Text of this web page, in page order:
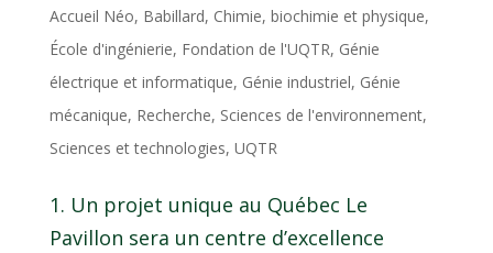
Accueil Néo, Babillard, Chimie, biochimie et physique,
École d'ingénierie, Fondation de l'UQTR, Génie
électrique et informatique, Génie industriel, Génie
mécanique, Recherche, Sciences de l'environnement,
Sciences et technologies, UQTR
1. Un projet unique au Québec Le
Pavillon sera un centre d’excellence